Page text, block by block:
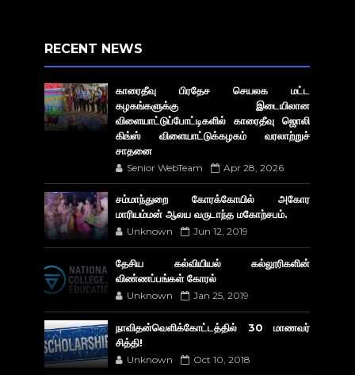
RECENT NEWS
காரைதீவு பிரதேச செயலக மட்ட
கழகங்களுக்கு இடையிலான
விளையாட்டுப்போட்டிகளில் காரைதீவு ஜொலி
கிங்ஸ் விளையாட்டுக்கழகம் வரலாற்றுச்
சாதனை
Senior WebTeam Apr 28, 2026
சம்மாந்துறை கோரக்கோயில் அகோர​
மாரியம்மன் ஆலய வருடாந்த மகோற்சபம்.
Unknown Jun 12, 2019
தேசிய கல்வியியல் கல்லூரிகளின்
விண்ணப்பங்கள் கோரல்
Unknown Jan 25, 2019
நாவிதன்வெளிக்கோட்டத்தில் 30 மாணவர்
சித்தி!
Unknown Oct 10, 2018